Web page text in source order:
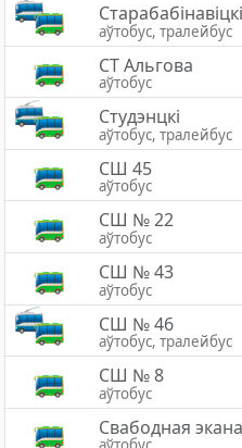
аўтобус, тралейбус
СТ Альгова
аўтобус
Студэнцкі
аўтобус, тралейбус
СШ 45
аўтобус
СШ № 22
аўтобус
СШ № 43
аўтобус
СШ № 46
аўтобус, тралейбус
СШ № 8
аўтобус
Свабодная